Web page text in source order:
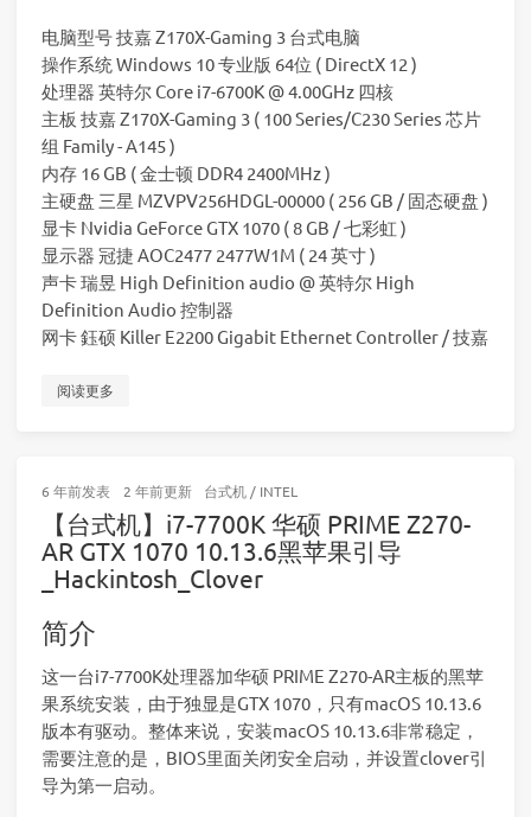
电脑型号 技嘉 Z170X-Gaming 3 台式电脑
操作系统 Windows 10 专业版 64位 ( DirectX 12 )
处理器 英特尔 Core i7-6700K @ 4.00GHz 四核
主板 技嘉 Z170X-Gaming 3 ( 100 Series/C230 Series 芯片
组 Family - A145 )
内存 16 GB ( 金士顿 DDR4 2400MHz )
主硬盘 三星 MZVPV256HDGL-00000 ( 256 GB / 固态硬盘 )
显卡 Nvidia GeForce GTX 1070 ( 8 GB / 七彩虹 )
显示器 冠捷 AOC2477 2477W1M ( 24 英寸 )
声卡 瑞昱 High Definition audio @ 英特尔 High
Definition Audio 控制器
网卡 鈺硕 Killer E2200 Gigabit Ethernet Controller / 技嘉
阅读更多
6 年前发表 2 年前更新 台式机 / INTEL
【台式机】i7-7700K 华硕 PRIME Z270-
AR GTX 1070 10.13.6黑苹果引导
_Hackintosh_Clover
简介
这一台i7-7700K处理器加华硕 PRIME Z270-AR主板的黑苹
果系统安装，由于独显是GTX 1070，只有macOS 10.13.6
版本有驱动。整体来说，安装macOS 10.13.6非常稳定，
需要注意的是，BIOS里面关闭安全启动，并设置clover引
导为第一启动。